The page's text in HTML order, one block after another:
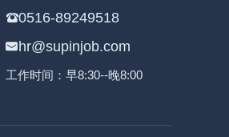
0516-89249518
hr@supinjob.com
工作时间：早8:30--晚8:00